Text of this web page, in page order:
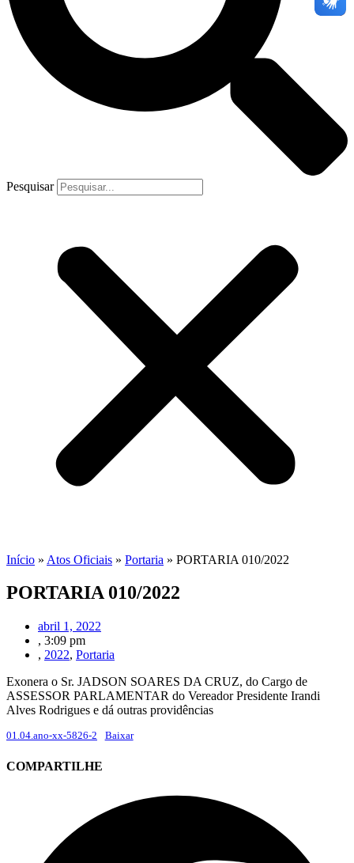
Pesquisar
Início » Atos Oficiais » Portaria » PORTARIA 010/2022
PORTARIA 010/2022
abril 1, 2022
, 3:09 pm
, 2022, Portaria
Exonera o Sr. JADSON SOARES DA CRUZ, do Cargo de
ASSESSOR PARLAMENTAR do Vereador Presidente Irandi
Alves Rodrigues e dá outras providências
01.04.ano-xx-5826-2 Baixar
COMPARTILHE